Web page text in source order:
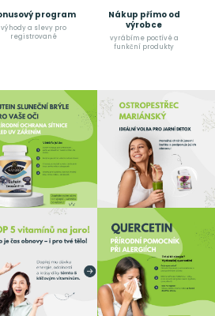
program
výhody a slevy pro
registrované
Nákup přímo od
výrobce
vyrábíme poctívé a
funkční produkty